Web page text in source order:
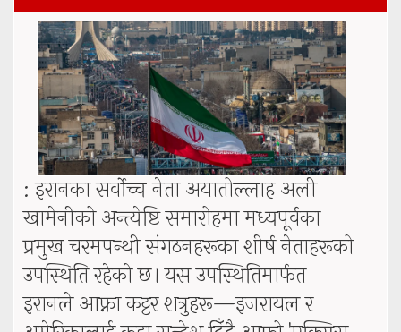
: इरानका सर्वोच्च नेता अयातोल्लाह अली
खामेनीको अन्त्येष्टि समारोहमा मध्यपूर्वका
प्रमुख चरमपन्थी संगठनहरूका शीर्ष नेताहरूको
उपस्थिति रहेको छ। यस उपस्थितिमार्फत
इरानले आफ्ना कट्टर शत्रुहरू—इजरायल र